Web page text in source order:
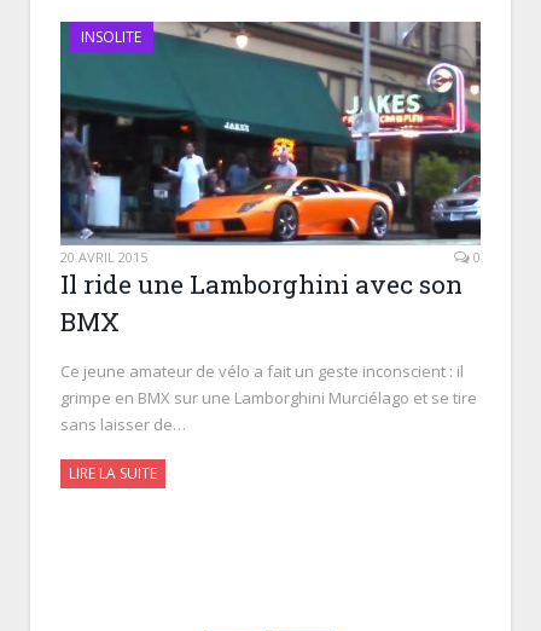
INSOLITE
20 AVRIL 2015 0
Il ride une Lamborghini avec son
BMX
Ce jeune amateur de vélo a fait un geste inconscient : il
grimpe en BMX sur une Lamborghini Murciélago et se tire
sans laisser de…
LIRE LA SUITE